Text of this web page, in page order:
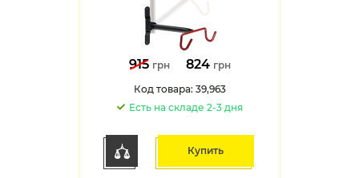
915 грн 824 грн
Код товара: 39,963
Есть на складе 2-3 дня
Купить